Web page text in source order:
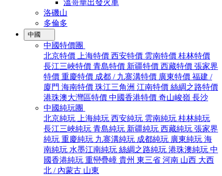
溫哥華出發火車
洛磯山
多倫多
中國
中國特價團
北京特價
上海特價 西安特價 雲南特價 桂林特價
長江三峽特價 青島特價 新疆特價 西藏特價 張家界
特價 重慶特價 成都 / 九寨溝特價 廣東特價 福建 /
廈門 海南特價 珠江三角洲 江南特價 絲綢之路特價
港珠澳大灣區特價 中國香港特價 奇山峻嶺 長沙
中國純玩團
北京純玩
上海純玩 西安純玩 雲南純玩 桂林純玩
長江三峽純玩 青島純玩 新疆純玩 西藏純玩 張家界
純玩 重慶純玩 九寨溝純玩 成都純玩 廣東純玩 海
南純玩 水墨江南純玩 絲綢之路純玩 港珠澳純玩 中
國香港純玩 重巒疊嶂 貴州 東三省 河南 山西 大西
北 / 內蒙古 山東